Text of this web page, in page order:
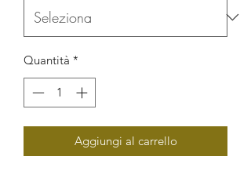
Quantità *
Aggiungi al carrello